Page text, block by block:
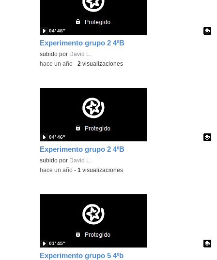
Experimento grupo 2 4ºB
Contenido educativo.
subido por David L.
04′ 46″
-hace un año -2 visualizaciones
Experimento grupo 2 4ºB
Contenido educativo.
subido por David L.
04′ 46″
-hace un año -1 visualizaciones
Experimento grupo 5 4ºb
01′ 45″